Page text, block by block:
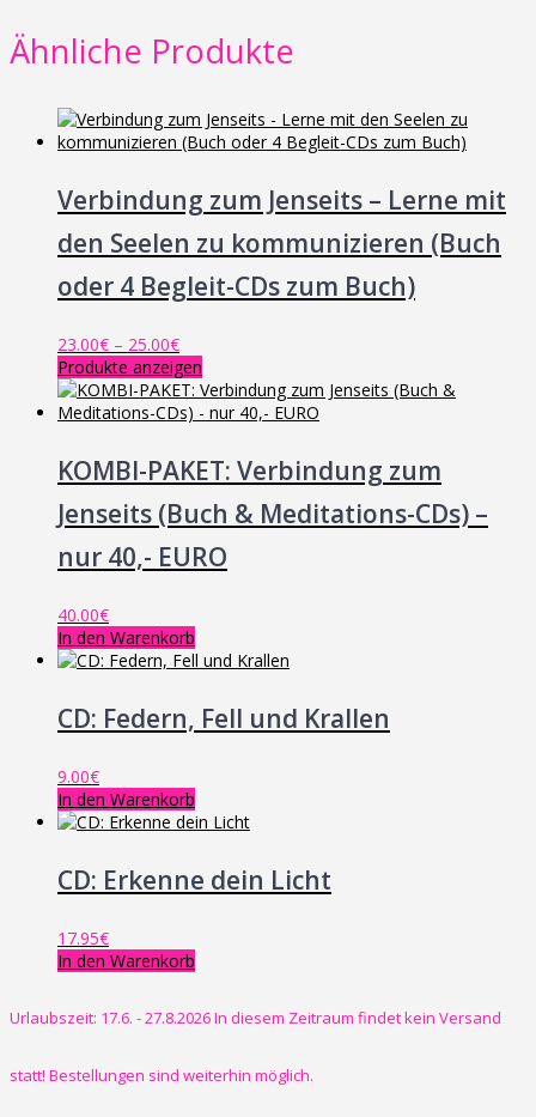
Ähnliche Produkte
Verbindung zum Jenseits – Lerne mit
den Seelen zu kommunizieren (Buch
oder 4 Begleit-CDs zum Buch)
23.00€ – 25.00€Preisspanne:
23.00€
bis
25.00€
Produkte anzeigen
KOMBI-PAKET: Verbindung zum
Jenseits (Buch & Meditations-CDs) –
nur 40,- EURO
40.00€
In den Warenkorb
CD: Federn, Fell und Krallen
9.00€
In den Warenkorb
CD: Erkenne dein Licht
17.95€
In den Warenkorb
Urlaubszeit: 17.6. - 27.8.2026 In diesem Zeitraum findet kein Versand
statt! Bestellungen sind weiterhin möglich.